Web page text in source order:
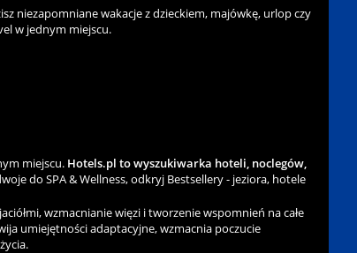
niezapomniane wakacje z dzieckiem, majówkę, urlop czy
w jednym miejscu.
miejscu. Hotels.pl to wyszukiwarka hoteli, noclegów,
do SPA & Wellness, odkryj Bestsellery - jeziora, hotele
wzmacnianie więzi i tworzenie wspomnień na całe
umiejętności adaptacyjne, wzmacnia poczucie